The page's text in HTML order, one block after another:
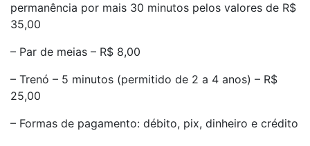
permanência por mais 30 minutos pelos valores de R$
35,00
– Par de meias – R$ 8,00
– Trenó – 5 minutos (permitido de 2 a 4 anos) – R$
25,00
– Formas de pagamento: débito, pix, dinheiro e crédito